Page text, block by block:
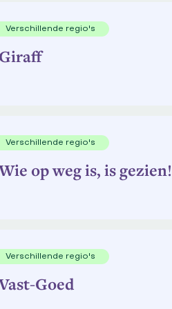
Verschillende regio's
Verschillende regio's
op weg is, is gezien!
Verschillende regio's
Goed